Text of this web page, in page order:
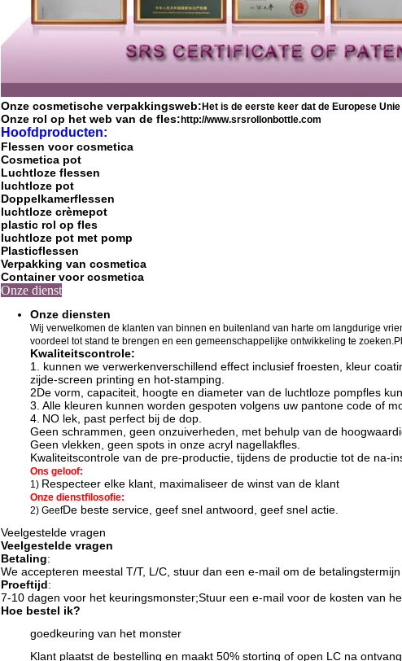
Onze cosmetische verpakkingsweb: Het is de eerste keer dat de Europese
Onze rol op het web van de fles: http://www.srsrollonbottle.com
Hoofdproducten:
Flessen voor cosmetica
Cosmetica pot
Luchtloze flessen
luchtloze pot
Doppelkamerflessen
luchtloze crèmepot
plastic rol op fles
luchtloze pot met pomp
Plasticflessen
Verpakking van cosmetica
Container voor cosmetica
Onze dienst
Onze diensten
Wij verwelkomen de klanten van binnen en buitenland van harte om langdurige
voordeel tot stand te brengen en een gemeenschappelijke ontwikkeling te
Kwaliteitscontrole:
1. kunnen we verwerkenverschillend effect inclusief froesten, kleur
zijde-screen printing en hot-stamping
2De vorm, capaciteit, hoogte en diameter van de luchtloze pompfles
3. Alle kleuren kunnen worden gespoten volgens uw pantone code of
4. NO lek, past perfect bij de dop.
Geen schrammen, geen onzuiverheden, met behulp van de
Geen vlekken, geen spots in onze acryl nagellakfles.
Kwaliteitscontrole van de pre-productie, tijdens de productie tot de na-
Ons geloof:
1) Respecteer elke klant, maximaliseer de winst van de klant
Onze dienstfilosofie:
2) GeefDe beste service, geef snel antwoord, geef snel actie.
Veelgestelde vragen
Veelgestelde vragen
Betaling:
We accepteren meestal T/T, L/C, stuur dan een e-mail om de
Proeftijd:
7-10 dagen voor het keuringsmonster;Stuur een e-mail voor de kosten van
Hoe bestel ik?
goedkeuring van het monster
Klant plaatst de bestelling en maakt 50% storting of open LC na